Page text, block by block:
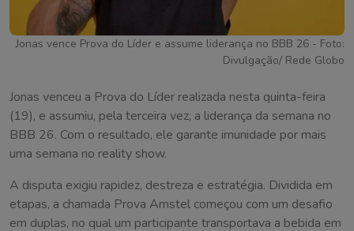
Jonas vence Prova do Líder e assume liderança no BBB 26 - Foto:
Divulgação/ Rede Globo
Jonas venceu a Prova do Líder realizada nesta quinta-feira
(19), e assumiu, pela terceira vez, a liderança da semana no
BBB 26. Com o resultado, ele garante imunidade por mais
uma semana no reality show.
A disputa exigiu rapidez, destreza e estratégia. Dividida em
etapas, a chamada Prova Amstel começou com um desafio
em duplas, no qual um participante transportava a bebida em